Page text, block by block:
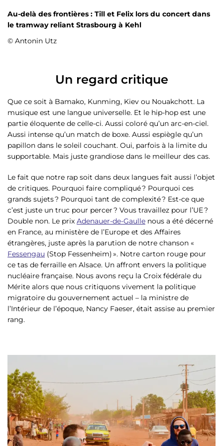
Au-delà des frontières : Till et Felix lors du concert dans
le tramway reliant Strasbourg à Kehl
© Antonin Utz
Un regard critique
Que ce soit à Bamako, Kunming, Kiev ou Nouakchott. La
musique est une langue universelle. Et le hip-hop est une
partie éloquente de celle-ci. Aussi coloré qu’un arc-en-ciel.
Aussi intense qu’un match de boxe. Aussi espiègle qu’un
papillon dans le soleil couchant. Oui, parfois à la limite du
supportable. Mais juste grandiose dans le meilleur des cas.
Le fait que notre rap soit dans deux langues fait aussi l’objet
de critiques. Pourquoi faire compliqué ? Pourquoi ces
grands sujets ? Pourquoi tant de complexité ? Est-ce que
c’est juste un truc pour percer ? Vous travaillez pour l’UE ?
Double non. Le prix Adenauer-de-Gaulle nous a été décerné
en France, au ministère de l’Europe et des Affaires
étrangères, juste après la parution de notre chanson «
Fessengau (Stop Fessenheim) ». Notre carton rouge pour
ce tas de ferraille en Alsace. Un affront envers la politique
nucléaire française. Nous avons reçu la Croix fédérale du
Mérite alors que nous critiquons vivement la politique
migratoire du gouvernement actuel – la ministre de
l’Intérieur de l’époque, Nancy Faeser, était assise au premier
rang.